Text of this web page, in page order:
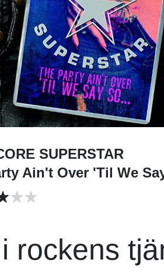
SUPERSTAR
Ain't Over 'Til We
rockens